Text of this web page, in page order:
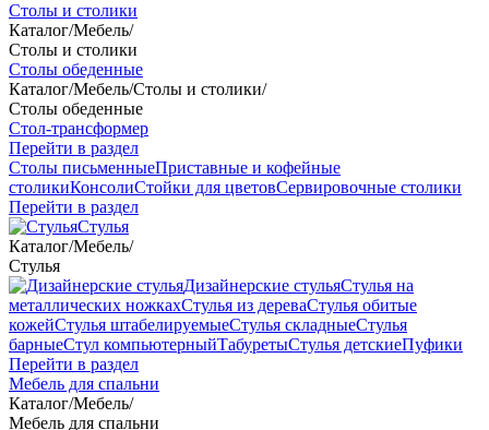
Столы и столики
Каталог/Мебель/
Столы и столики
Столы обеденные
Каталог/Мебель/Столы и столики/
Столы обеденные
Стол-трансформер
Перейти в раздел
Столы письменныеПриставные и кофейные
столикиКонсолиСтойки для цветовСервировочные столики
Перейти в раздел
Стулья
Каталог/Мебель/
Стулья
Дизайнерские стульяСтулья на
металлических ножкахСтулья из дереваСтулья обитые
кожейСтулья штабелируемыеСтулья складныеСтулья
барныеСтул компьютерныйТабуретыСтулья детскиеПуфики
Перейти в раздел
Мебель для спальни
Каталог/Мебель/
Мебель для спальни